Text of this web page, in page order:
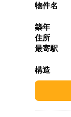
物件名
築年
住所
最寄駅
構造